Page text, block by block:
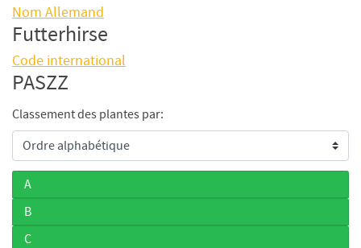
Classement des plantes par:
A
B
C
Nom Allemand
Futterhirse
Code international
PASZZ